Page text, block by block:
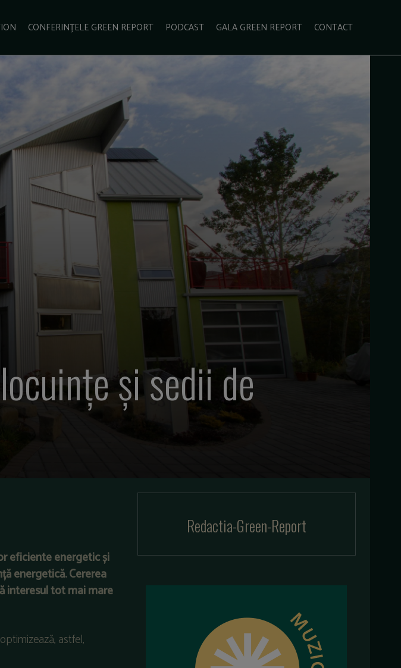
CONFERINȚELE GREEN REPORT PODCAST GALA GREEN REPORT CONTACT
SCHIMBĂRI CLIMATICE
și sedii de
eficiente energetic și
energetică. Cererea
interesul tot mai mare
astfel,
Redactia-Green-Report